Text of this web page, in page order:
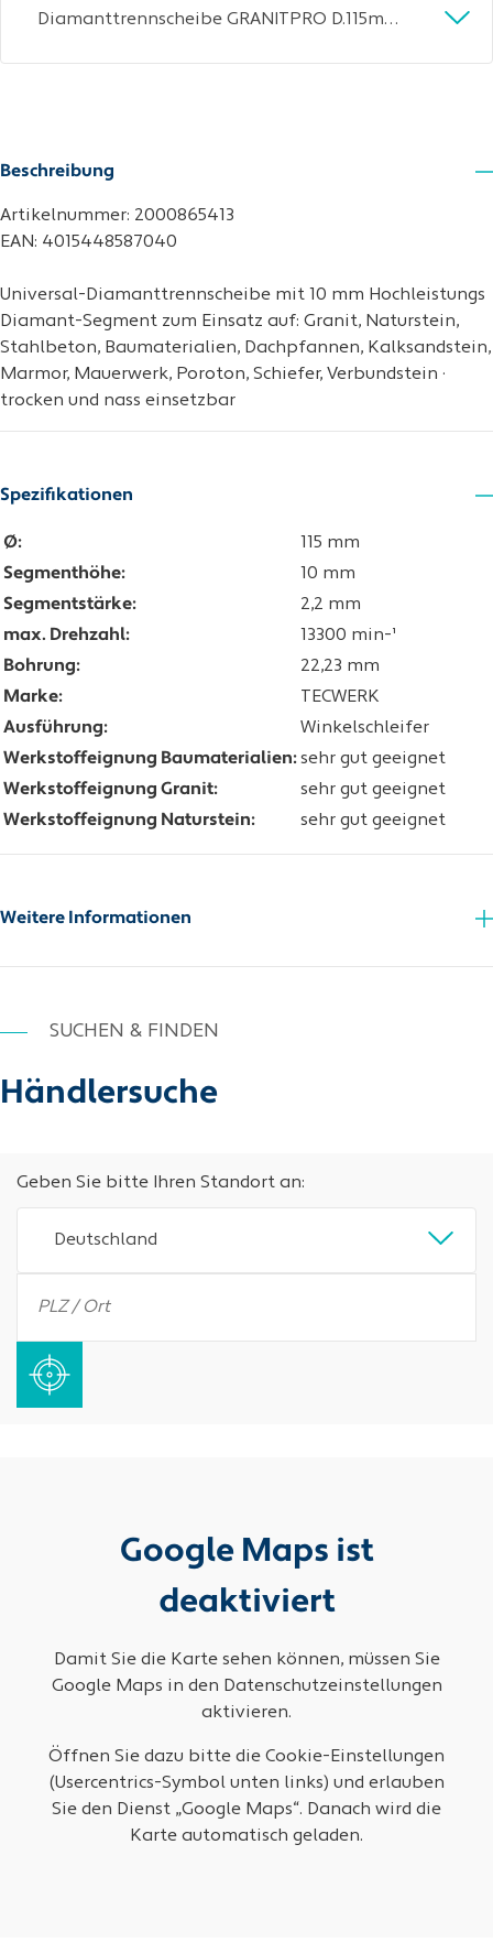
Diamanttrennscheibe GRANITPRO D.115mm Bohr.22,23mm Seg.-H.10mm
Beschreibung
Artikelnummer: 2000865413
EAN: 4015448587040
Universal-Diamanttrennscheibe mit 10 mm Hochleistungs
Diamant-Segment zum Einsatz auf: Granit, Naturstein,
Stahlbeton, Baumaterialien, Dachpfannen, Kalksandstein,
Marmor, Mauerwerk, Poroton, Schiefer, Verbundstein ·
trocken und nass einsetzbar
Spezifikationen
Ø:
115 mm
Segmenthöhe:
10 mm
Segmentstärke:
2,2 mm
max. Drehzahl:
13300 min-¹
Bohrung:
22,23 mm
Marke:
TECWERK
Ausführung:
Winkelschleifer
Werkstoffeignung Baumaterialien: sehr gut geeignet
Werkstoffeignung Granit:
sehr gut geeignet
Werkstoffeignung Naturstein:
sehr gut geeignet
Weitere Informationen
SUCHEN & FINDEN
Händlersuche
Geben Sie bitte Ihren Standort an:
Deutschland
Google Maps ist
deaktiviert
Damit Sie die Karte sehen können, müssen Sie
Google Maps in den Datenschutzeinstellungen
aktivieren.
Öffnen Sie dazu bitte die Cookie-Einstellungen
(Usercentrics-Symbol unten links) und erlauben
Sie den Dienst „Google Maps“. Danach wird die
Karte automatisch geladen.